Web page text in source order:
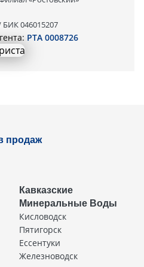
БИК 046015207
РТА 0008726
продаж
Кавказские
Минеральные Воды
Кисловодск
Пятигорск
Ессентуки
Железноводск